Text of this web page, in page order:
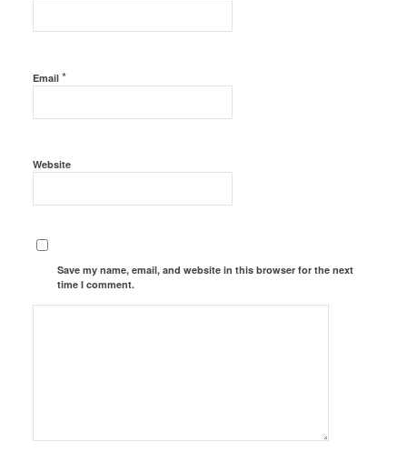
Email *
Website
Save my name, email, and website in this browser for the next
time I comment.